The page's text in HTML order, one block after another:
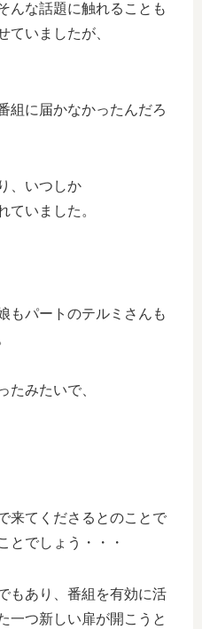
んな話題に触れることも
ていましたが、
組に届かなかったんだろ
、いつしか
ていました。
もパートのテルミさんも
たみたいで、
来てくださるとのことで
とでしょう・・・
もあり、番組を有効に活
一つ新しい扉が開こうと